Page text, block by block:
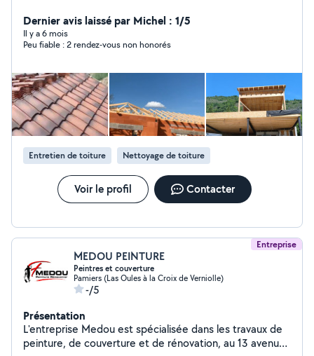
une urgence ou un projet de rénovation, je m'occupe de
tout. Pourquoi me choisir ? Polyvalence : Un seul
interlocuteur pour tous vos besoins (peinture, sol,
etc.). Simplicité : Un seul devis, un seul planning, zéro
complication. Propreté : Un chantier soigné et nettoyé
chaque jour. Sérieux : Travail de qualité et respect des
délais. Vous avez le projet, j'ai les solutions. Contactez-
moi dès aujourd'hui ! Demandez votre devis gratuit et
rapide : Secteur : Ariège et alentours Disponibilité : Tes
jours/horaires
Dernier avis laissé par Michel : 1/5
Il y a 6 mois
Peu fiable : 2 rendez-vous non honorés
Entretien de toiture Nettoyage de toiture
Voir le profil Contacter
Entreprise
MEDOU PEINTURE
Peintres et couverture
Pamiers (Las Oules à la Croix de Verniolle)
-/5
Présentation
L'entreprise Medou est spécialisée dans les travaux de
peinture, de couverture et de rénovation, au 13 avenue